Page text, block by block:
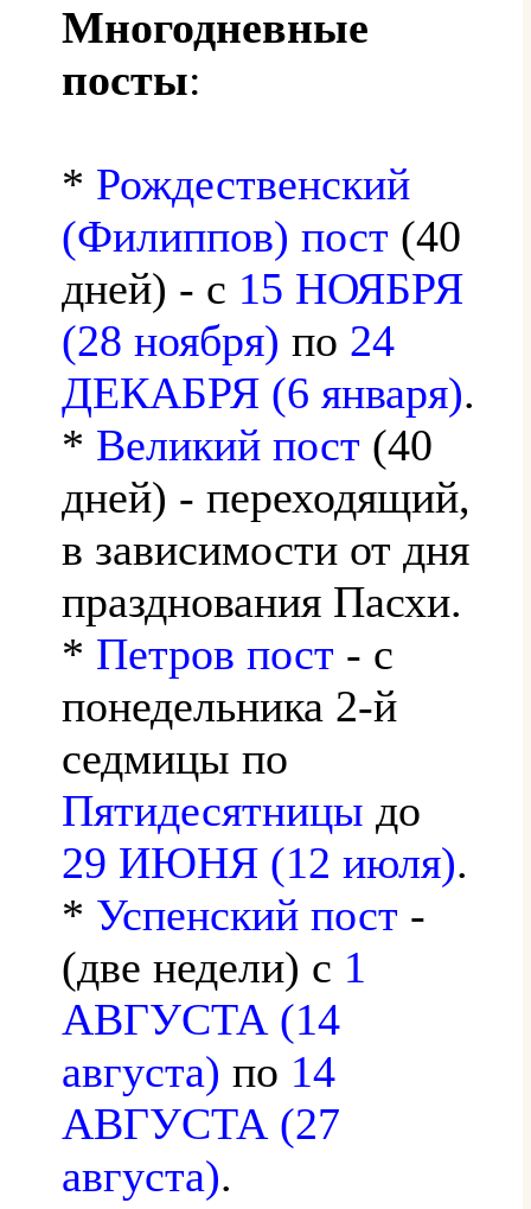
Многодневные
посты:
* Рождественский
(Филиппов) пост (40
дней) - с 15 НОЯБРЯ
(28 ноября) по 24
ДЕКАБРЯ (6 января).
* Великий пост (40
дней) - переходящий,
в зависимости от дня
празднования Пасхи.
* Петров пост - с
понедельника 2-й
седмицы по
Пятидесятницы до
29 ИЮНЯ (12 июля).
* Успенский пост -
(две недели) с 1
АВГУСТА (14
августа) по 14
АВГУСТА (27
августа).